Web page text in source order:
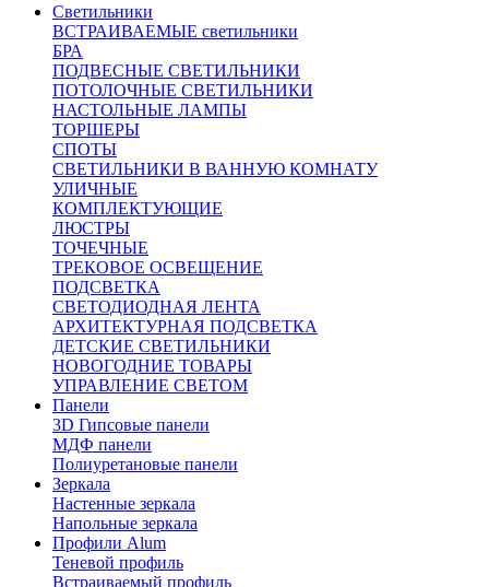
Светильники
ВСТРАИВАЕМЫЕ светильники
БРА
ПОДВЕСНЫЕ СВЕТИЛЬНИКИ
ПОТОЛОЧНЫЕ СВЕТИЛЬНИКИ
НАСТОЛЬНЫЕ ЛАМПЫ
ТОРШЕРЫ
СПОТЫ
СВЕТИЛЬНИКИ В ВАННУЮ КОМНАТУ
УЛИЧНЫЕ
КОМПЛЕКТУЮЩИЕ
ЛЮСТРЫ
ТОЧЕЧНЫЕ
ТРЕКОВОЕ ОСВЕЩЕНИЕ
ПОДСВЕТКА
СВЕТОДИОДНАЯ ЛЕНТА
АРХИТЕКТУРНАЯ ПОДСВЕТКА
ДЕТСКИЕ СВЕТИЛЬНИКИ
НОВОГОДНИЕ ТОВАРЫ
УПРАВЛЕНИЕ СВЕТОМ
Панели
3D Гипсовые панели
МДФ панели
Полиуретановые панели
Зеркала
Настенные зеркала
Напольные зеркала
Профили Alum
Теневой профиль
Встраиваемый профиль